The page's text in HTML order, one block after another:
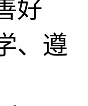
好
、遵